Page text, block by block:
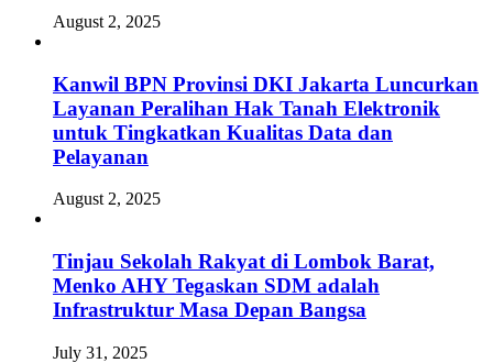
August 2, 2025
Kanwil BPN Provinsi DKI Jakarta Luncurkan
Layanan Peralihan Hak Tanah Elektronik
untuk Tingkatkan Kualitas Data dan
Pelayanan
August 2, 2025
Tinjau Sekolah Rakyat di Lombok Barat,
Menko AHY Tegaskan SDM adalah
Infrastruktur Masa Depan Bangsa
July 31, 2025